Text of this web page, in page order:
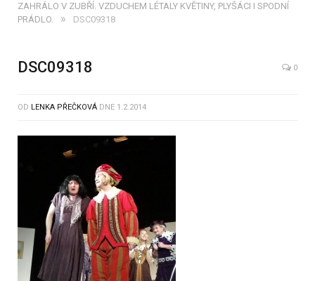
ZAHRÁLO V ZUBŘÍ. VZDUCHEM LÉTALY KVĚTINY, PLYŠÁCI I SPODNÍ
PRÁDLO.
» DSC09318
DSC09318 0
OD LENKA PŘEČKOVÁ DNE 1.2.2014